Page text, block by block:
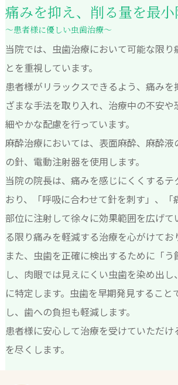
痛みを抑え、削る量を最小
～患者様に優しい虫歯治療～
当院では、虫歯治療において可能な限り
とを重視しています。
患者様がリラックスできるよう、痛みを
ざまな手法を取り入れ、治療中の不安や
細やかな配慮を行っています。
麻酔治療においては、表面麻酔、麻酔液
の針、電動注射器を使用します。
当院の院長は、痛みを感じにくくするテ
おり、「呼吸に合わせて針を刺す」、「
部位に注射して徐々に効果範囲を広げて
る限り痛みを軽減する治療を心がけてお
また、虫歯を正確に検出するために「
し、肉眼では見えにくい虫歯を染め出
に特定します。虫歯を早期発見すること
し、歯への負担も軽減します。
患者様に安心して治療を受けていただけ
を尽くします。